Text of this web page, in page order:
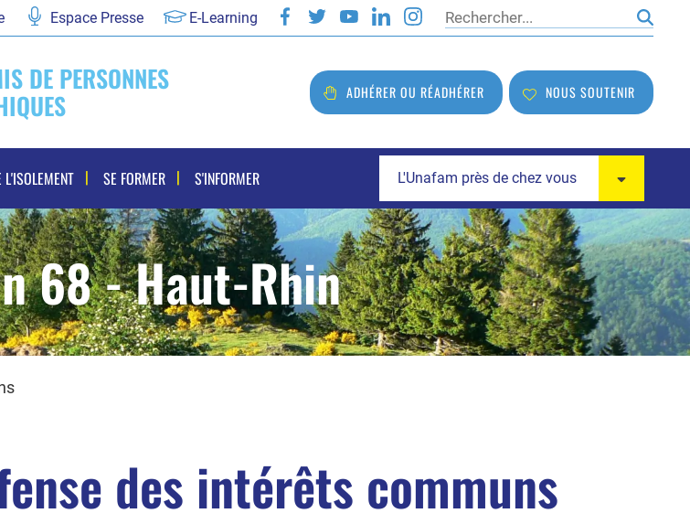
Espace Presse E-Learning Rechercher
DE PERSONNES ADHÉRER OU RÉADHÉRER NOUS SOUTENIR
SE FORMER S'INFORMER L'Unafam près de chez vous
68 - Haut-Rhin
des intérêts communs